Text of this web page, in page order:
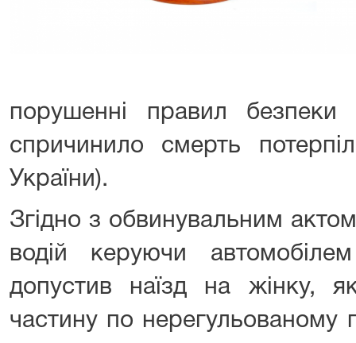
порушенні правил
спричинило смерть
України).
Згідно з обвинувальним
водій керуючи
допустив наїзд на жінку,
частину по нерегульованому